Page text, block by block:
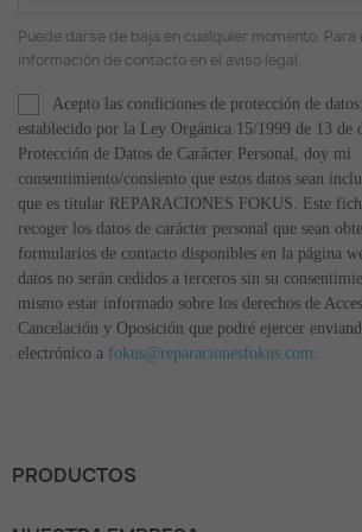
Puede darse de baja en cualquier momento.
información de contacto en el aviso legal.
Acepto las condiciones de protección de
establecido por la Ley Orgánica 15/1999 de 13 de
Protección de Datos de Carácter Personal, doy mi
consentimiento/consiento que estos datos sean
que es titular REPARACIONES FOKUS. Este
recoger los datos de carácter personal que sean
formularios de contacto disponibles en la página
datos no serán cedidos a terceros sin su
mismo estar informado sobre los derechos de
Cancelación y Oposición que podré ejercer
electrónico a fokus@reparacionesfokus.com.
PRODUCTOS